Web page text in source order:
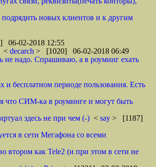
новых клиентов и к другим
06-02-2018 12:55
< decarch > [1020] 06-02-2018 06:49
не надо. Спрашиваю, а в роуминг ехать
бесплатном периоде пользования. Есть
что СИМ-ка в роуминге и могут быть
здесь не при чем (-) < say > [1187]
в сети Мегафона со всеми
втором как Tele2 (и при этом в сети не